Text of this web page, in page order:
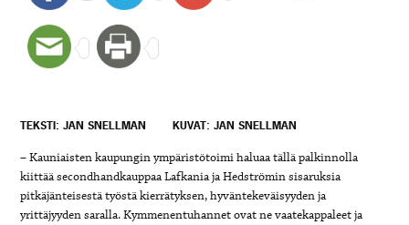
TEKSTI: JAN SNELLMAN KUVAT: JAN SNELLMAN
– Kauniaisten kaupungin ympäristötoimi haluaa tällä palkinnolla
kiittää secondhandkauppaa Lafkania ja Hedströmin sisaruksia
pitkäjänteisestä työstä kierrätyksen, hyväntekeväisyyden ja
yrittäjyyden saralla. Kymmenentuhannet ovat ne vaatekappaleet ja